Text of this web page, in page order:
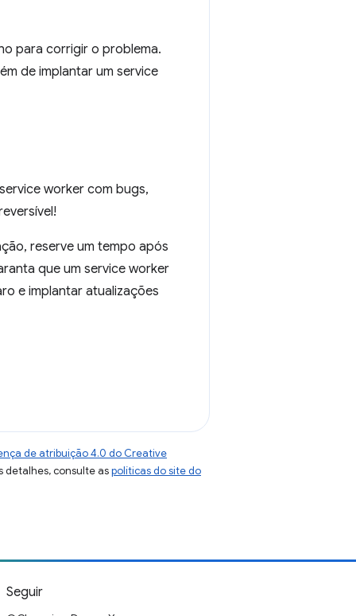
para corrigir o problema.
de implantar um service
worker com bugs,
reserve um tempo após
que um service worker
e implantar atualizações
de atribuição 4.0 do Creative
detalhes, consulte aspolíticas do site do
Seguir